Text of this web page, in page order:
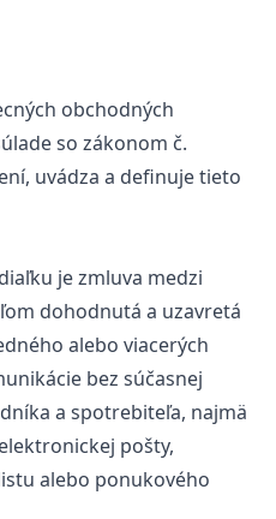
obchodných
so zákonom č.
uvádza a definuje tieto
je zmluva medzi
dohodnutá a uzavretá
alebo viacerých
bez súčasnej
a spotrebiteľa, najmä
pošty,
alebo ponukového